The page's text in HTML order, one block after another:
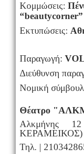
Κομμώσεις:
“beautycorner”
Εκτυπώσεις:
Παραγωγή:
Διεύθυνση
Νομική
Θέατρο
Αλκμήνης
ΚΕΡΑΜΕΙΚΟΣ)
Τηλ. |